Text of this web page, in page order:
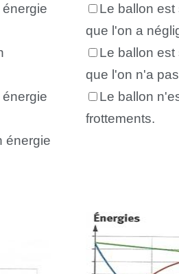
énergie
Le ballon est
que l'on a
Le ballon est
que l'on n'a
Le ballon
frottements.